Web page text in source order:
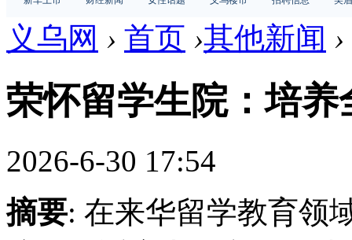
义乌网 › 首页 ›其他新闻 ›
荣怀留学生院：培
2026-6-30 17:54
摘要: 在来华留学教育领